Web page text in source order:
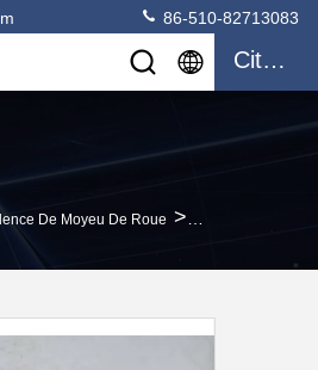
86-510-82713083
Citation
De Moyeu De Roue >